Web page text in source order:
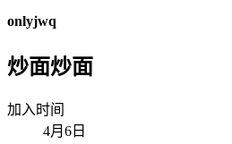
onlyjwq
炒面炒面
加入时间
4月6日